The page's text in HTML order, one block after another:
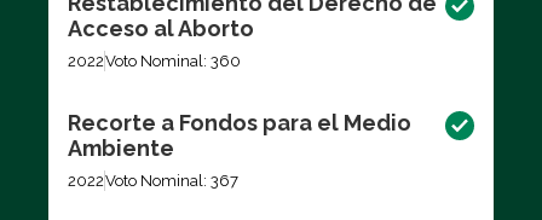
Acceso al Aborto
2022Voto Nominal: 360
Recorte a Fondos para el Medio
Ambiente
2022Voto Nominal: 367